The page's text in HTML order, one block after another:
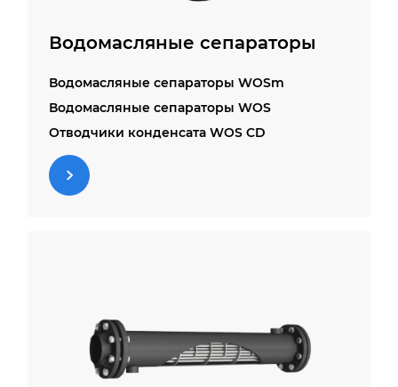
Водомасляные сепараторы
Водомасляные сепараторы WOSm
Водомасляные сепараторы WOS
Отводчики конденсата WOS CD